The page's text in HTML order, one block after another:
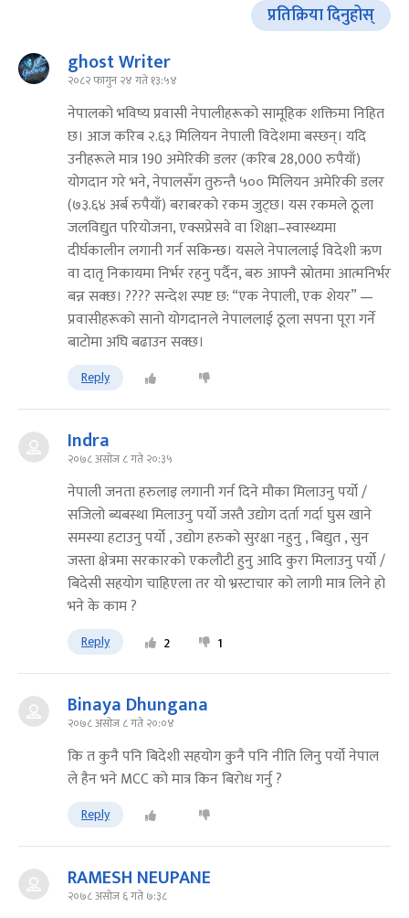
प्रतिक्रिया दिनुहोस्
ghost Writer
२०८२ फागुन २४ गते १३:५४
नेपालको भविष्य प्रवासी नेपालीहरूको सामूहिक शक्तिमा निहित
छ। आज करिब २.६३ मिलियन नेपाली विदेशमा बस्छन्। यदि
उनीहरूले मात्र 190 अमेरिकी डलर (करिब 28,000 रुपैयाँ)
योगदान गरे भने, नेपालसँग तुरुन्तै ५०० मिलियन अमेरिकी डलर
(७३.६४ अर्ब रुपैयाँ) बराबरको रकम जुट्छ। यस रकमले ठूला
जलविद्युत परियोजना, एक्सप्रेसवे वा शिक्षा–स्वास्थ्यमा
दीर्घकालीन लगानी गर्न सकिन्छ। यसले नेपाललाई विदेशी ऋण
वा दातृ निकायमा निर्भर रहनु पर्दैन, बरु आफ्नै स्रोतमा आत्मनिर्भर
बन्न सक्छ। ???? सन्देश स्पष्ट छ: “एक नेपाली, एक शेयर” —
प्रवासीहरूको सानो योगदानले नेपाललाई ठूला सपना पूरा गर्ने
बाटोमा अघि बढाउन सक्छ।
Reply
Indra
२०७८ असोज ८ गते २०:३५
नेपाली जनता हरुलाइ लगानी गर्न दिने मौका मिलाउनु पर्यो /
सजिलो ब्यबस्था मिलाउनु पर्यो जस्तै उद्योग दर्ता गर्दा घुस खाने
समस्या हटाउनु पर्यो , उद्योग हरुको सुरक्षा नहुनु , बिद्युत , सुन
जस्ता क्षेत्रमा सरकारको एकलौटी हुनु आदि कुरा मिलाउनु पर्यो /
बिदेसी सहयोग चाहिएला तर यो भ्रस्टाचार को लागी मात्र लिने हो
भने के काम ?
Reply 2 1
Binaya Dhungana
२०७८ असोज ८ गते २०:०४
कि त कुनै पनि बिदेशी सहयोग कुनै पनि नीति लिनु पर्यो नेपाल
ले हैन भने MCC को मात्र किन बिरोध गर्नु ?
Reply
RAMESH NEUPANE
२०७८ असोज ६ गते ७:३८